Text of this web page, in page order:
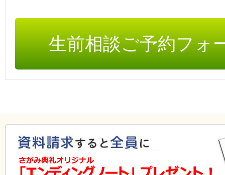
生前相談ご予約フォ